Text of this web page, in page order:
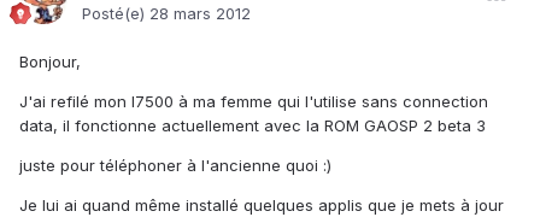
Posté(e) 28 mars 2012
Bonjour,
J'ai refilé mon I7500 à ma femme qui l'utilise sans connection
data, il fonctionne actuellement avec la ROM GAOSP 2 beta 3
juste pour téléphoner à l'ancienne quoi :)
Je lui ai quand même installé quelques applis que je mets à jour